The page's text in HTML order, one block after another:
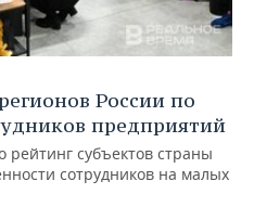
России по
предприятий
рейтинг субъектов страны
сотрудников на малых